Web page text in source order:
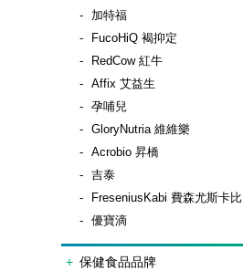
加特福
FucoHiQ 褐抑定
RedCow 紅牛
Affix 艾益生
孕哺兒
GloryNutria 維維樂
Acrobio 昇橋
吉泰
FreseniusKabi 費森尤斯卡比
優寶滴
保健食品品牌